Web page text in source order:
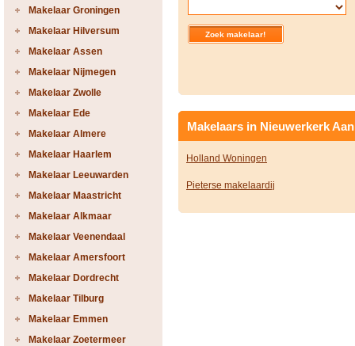
Makelaar Groningen
Makelaar Hilversum
Makelaar Assen
Makelaar Nijmegen
Makelaar Zwolle
Makelaar Ede
Makelaar Almere
Makelaar Haarlem
Makelaar Leeuwarden
Makelaar Maastricht
Makelaar Alkmaar
Makelaar Veenendaal
Makelaar Amersfoort
Makelaar Dordrecht
Makelaar Tilburg
Makelaar Emmen
Makelaar Zoetermeer
Makelaars in Nieuwerkerk
Holland Woningen
Pieterse makelaardij